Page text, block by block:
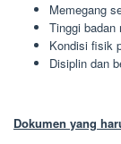
Memegang
Tinggi badan
Kondisi fisik
Disiplin dan
Dokumen yang